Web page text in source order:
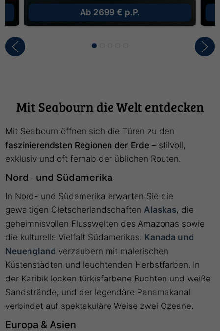
Ab 2699 € p.P.
Mit Seabourn die Welt entdecken
Mit Seabourn öffnen sich die Türen zu den
faszinierendsten Regionen der Erde – stilvoll,
exklusiv und oft fernab der üblichen Routen.
Nord- und Südamerika
In Nord- und Südamerika erwarten Sie die
gewaltigen Gletscherlandschaften Alaskas, die
geheimnisvollen Flusswelten des Amazonas sowie
die kulturelle Vielfalt Südamerikas. Kanada und
Neuengland verzaubern mit malerischen
Küstenstädten und leuchtenden Herbstfarben. In
der Karibik locken türkisfarbene Buchten und weiße
Sandstrände, und der legendäre Panamakanal
verbindet auf spektakuläre Weise zwei Ozeane.
Europa & Asien